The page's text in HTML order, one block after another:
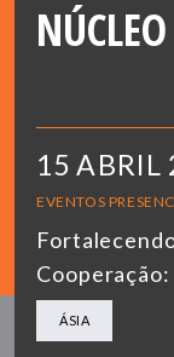
NÚCLEO
15 ABRIL
EVENTOS
ÁSIA